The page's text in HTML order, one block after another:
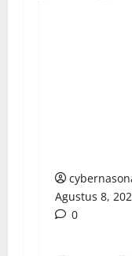
Agustus 8,
0